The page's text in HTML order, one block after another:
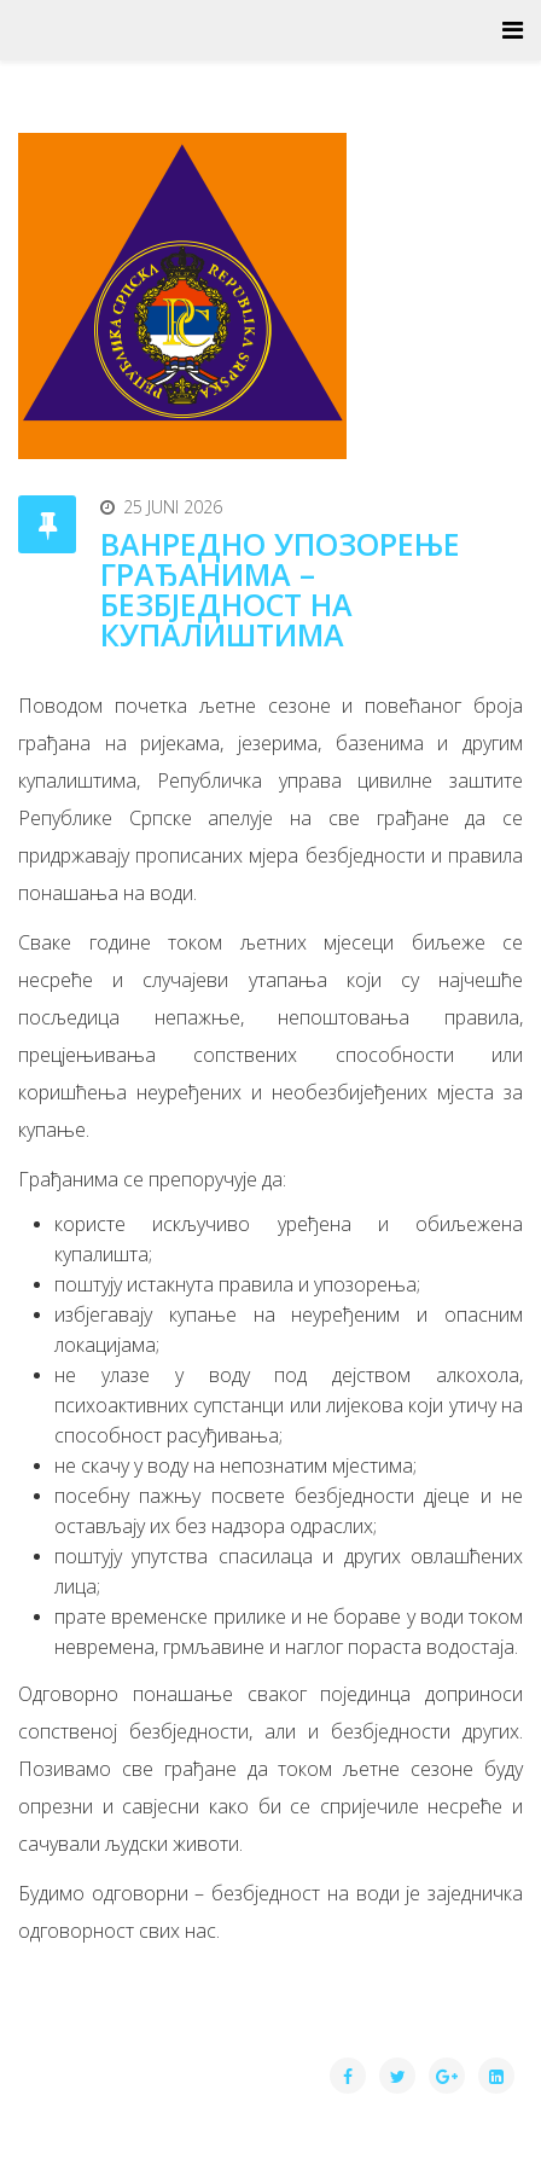
25 JUNI 2026
ВАНРЕДНО УПОЗОРЕЊЕ
ГРАЂАНИМА –
БЕЗБЈЕДНОСТ НА
КУПАЛИШТИМА
Поводом почетка љетне сезоне и повећаног броја
грађана на ријекама, језерима, базенима и другим
купалиштима, Републичка управа цивилне заштите
Републике Српске апелује на све грађане да се
придржавају прописаних мјера безбједности и правила
понашања на води.
Сваке године током љетних мјесеци биљеже се
несреће и случајеви утапања који су најчешће
посљедица непажње, непоштовања правила,
прецјењивања сопствених способности или
коришћења неуређених и необезбијеђених мјеста за
купање.
Грађанима се препоручује да:
користе искључиво уређена и обиљежена
купалишта;
поштују истакнута правила и упозорења;
избјегавају купање на неуређеним и опасним
локацијама;
не улазе у воду под дејством алкохола,
психоактивних супстанци или лијекова који утичу на
способност расуђивања;
не скачу у воду на непознатим мјестима;
посебну пажњу посвете безбједности дјеце и не
остављају их без надзора одраслих;
поштују упутства спасилаца и других овлашћених
лица;
прате временске прилике и не бораве у води током
невремена, грмљавине и наглог пораста водостаја.
Одговорно понашање сваког појединца доприноси
сопственој безбједности, али и безбједности других.
Позивамо све грађане да током љетне сезоне буду
опрезни и савјесни како би се спријечиле несреће и
сачували људски животи.
Будимо одговорни – безбједност на води је заједничка
одговорност свих нас.